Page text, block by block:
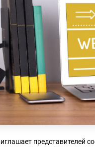
представителей